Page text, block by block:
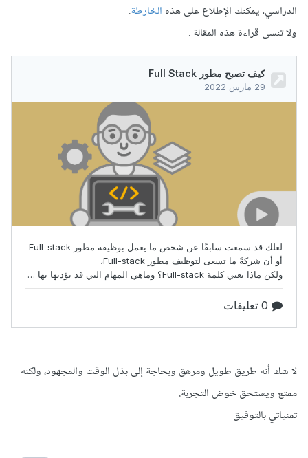
الدراسي، يمكنك الإطلاع على هذه الخارطة.
ولا تنسى قراءة هذه المقالة .
لا شك أنه طريق طويل ومرهق وبحاجة إلى بذل الوقت والمجهود، ولكنه
ممتع ويستحق خوض التجربة.
تمنياتي بالتوفيق